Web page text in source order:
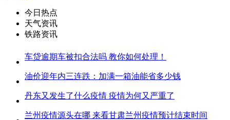
今日热点
天气资讯
铁路资讯
车贷逾期车被扣合法吗 教你如何处理！
油价迎年内三连跌：加满一箱油能省多少钱
丹东又发生了什么疫情 疫情为何又严重了
兰州疫情源头在哪 来看甘肃兰州疫情预计结束时间